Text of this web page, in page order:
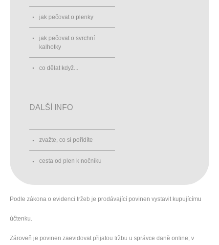
jak pečovat o plenky
jak pečovat o svrchní
kalhotky
co dělat když...
DALŠÍ INFO
zvažte, co si pořídíte
cesta od plen k nočníku
Podle zákona o evidenci tržeb je prodávající povinen vystavit kupujícímu
účtenku.
Zároveň je povinen zaevidovat přijatou tržbu u správce daně online; v